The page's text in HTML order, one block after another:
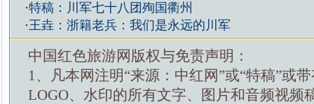
·特稿：川军七十八团殉国衢州
·王垚：浙籍老兵：我们是永远的川军
中国红色旅游网版权与免责声明：
1、凡本网注明“来源：中红网”或“特稿”或
LOGO、水印的所有文字、图片和音频视频